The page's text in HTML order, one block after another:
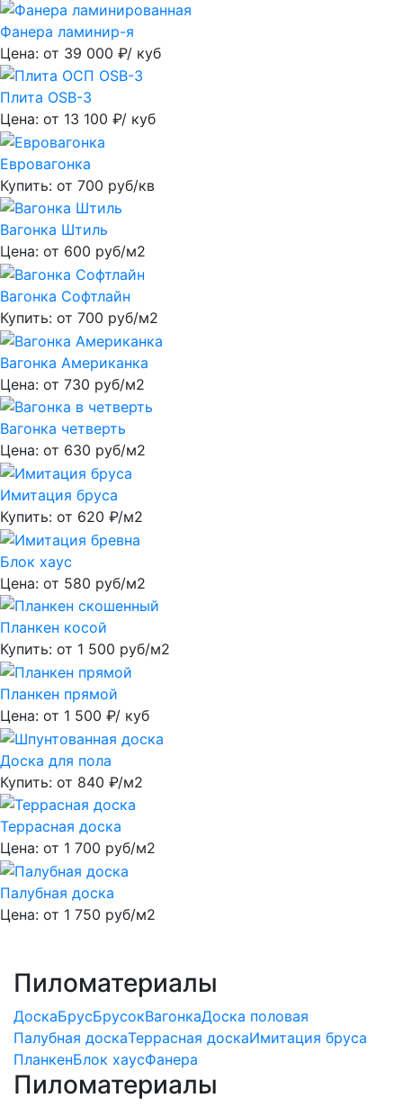
Фанера ламинир-я
Цена: от 39 000 ₽/ куб
Плита OSB-3
Цена: от 13 100 ₽/ куб
Евровагонка
Купить: от 700 руб/кв
Вагонка Штиль
Цена: от 600 руб/м2
Вагонка Софтлайн
Купить: от 700 руб/м2
Вагонка Американка
Цена: от 730 руб/м2
Вагонка четверть
Цена: от 630 руб/м2
Имитация бруса
Купить: от 620 ₽/м2
Блок хаус
Цена: от 580 руб/м2
Планкен косой
Купить: от 1 500 руб/м2
Планкен прямой
Цена: от 1 500 ₽/ куб
Доска для пола
Купить: от 840 ₽/м2
Террасная доска
Цена: от 1 700 руб/м2
Палубная доска
Цена: от 1 750 руб/м2
Пиломатериалы
ДоскаБрусБрусокВагонкаДоска половая
Палубная доскаТеррасная доскаИмитация бруса
ПланкенБлок хаусФанера
Пиломатериалы